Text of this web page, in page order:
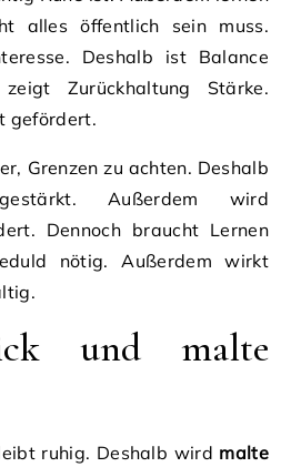
alles öffentlich sein muss.
Deshalb ist Balance
Zurückhaltung Stärke.
gefördert.
Grenzen zu achten. Deshalb
Außerdem wird
Dennoch braucht Lernen
nötig. Außerdem wirkt
und malte
ruhig. Deshalb wird malte